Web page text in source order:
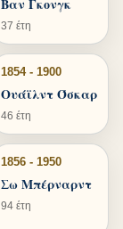
Βαν Γκονγκ
37 έτη
1854 - 1900
Ουάϊλντ Όσκαρ
46 έτη
1856 - 1950
Σω Μπέρναρντ
94 έτη